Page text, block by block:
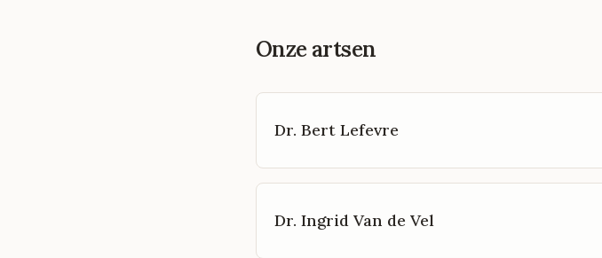
Onze artsen
Dr. Bert Lefevre
Dr. Ingrid Van de Vel